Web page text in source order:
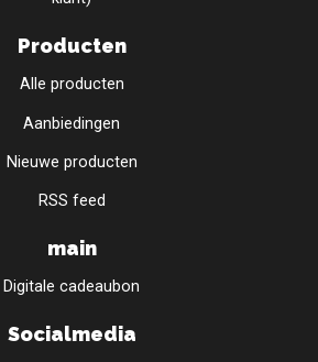
Producten
Alle producten
Aanbiedingen
Nieuwe producten
RSS feed
main
Digitale cadeaubon
Socialmedia